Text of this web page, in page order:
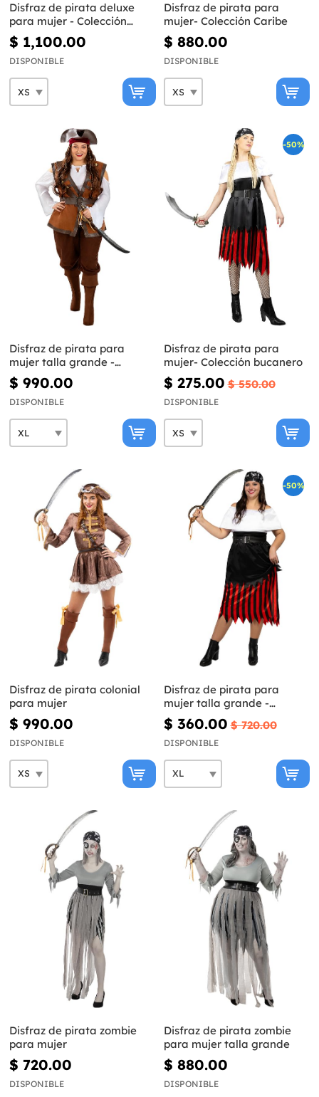
Disfraz de pirata deluxe
para mujer - Colección
colonial
$ 1,100.00
DISPONIBLE
Disfraz de pirata para
mujer- Colección Caribe
$ 880.00
DISPONIBLE
Disfraz de pirata para
mujer talla grande -
Colección Caribe
$ 990.00
DISPONIBLE
-50%
Disfraz de pirata para
mujer- Colección bucanero
$ 275.00 $ 550.00
DISPONIBLE
Disfraz de pirata colonial
para mujer
$ 990.00
DISPONIBLE
-50%
Disfraz de pirata para
mujer talla grande -
Colección bucanero
$ 360.00 $ 720.00
DISPONIBLE
Disfraz de pirata zombie
para mujer
$ 720.00
DISPONIBLE
Disfraz de pirata zombie
para mujer talla grande
$ 880.00
DISPONIBLE